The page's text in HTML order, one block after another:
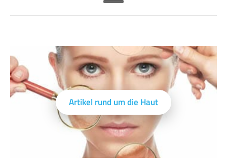
Artikel rund um die Haut